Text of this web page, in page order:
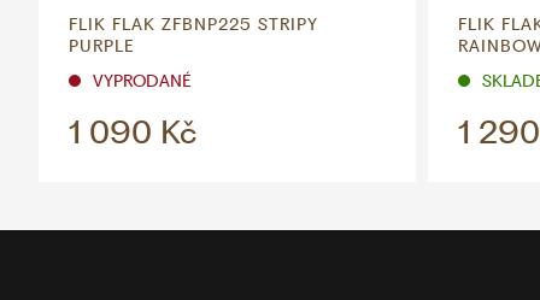
FLIK FLAK ZFBNP225 STRIPY
PURPLE
VYPRODANÉ
1 090 Kč
FLIK
1